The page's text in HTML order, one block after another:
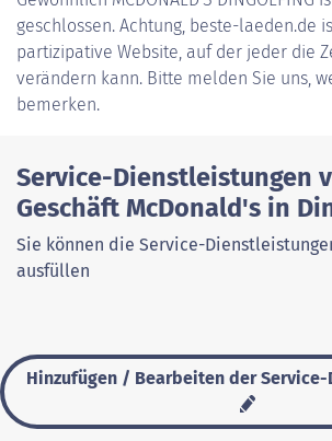
geschlossen. Achtung, beste-laeden.de
partizipative Website, auf der jeder die
verändern kann. Bitte melden Sie uns,
bemerken.
Service-Dienstleistungen
Geschäft McDonald's in
Sie können die Service-
ausfüllen
Hinzufügen / Bearbeiten der